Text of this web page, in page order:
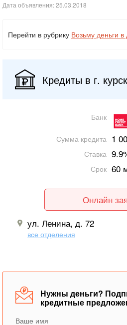
Дата объявления: 25.03.2018
Перейти в рубрику Возьму деньги в
Кредиты в г. курск
Банк
Сумма кредита 1
Ставка
Срок 60
Онлайн
ул. Ленина, д. 72
все отделения
Нужны деньги?
кредитные
Ваше имя